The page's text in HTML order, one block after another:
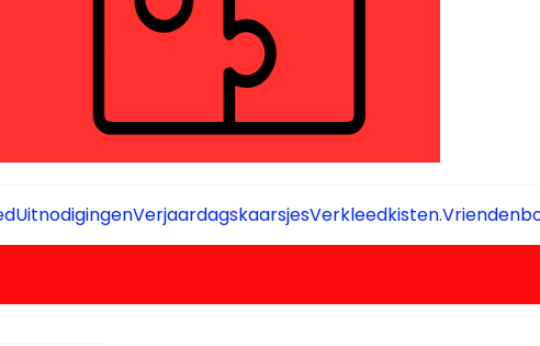
UitnodigingenVerjaardagskaarsjesVerkleedkisten.